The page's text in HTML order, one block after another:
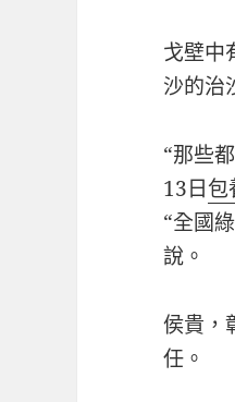
戈壁中
沙的治
“那些
13日包
“全國
說。
侯貴，
任。